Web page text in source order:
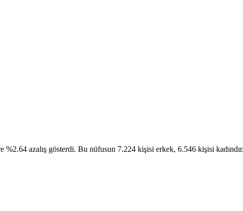
azalış gösterdi. Bu nüfusun 7.224 kişisi erkek, 6.546 kişisi